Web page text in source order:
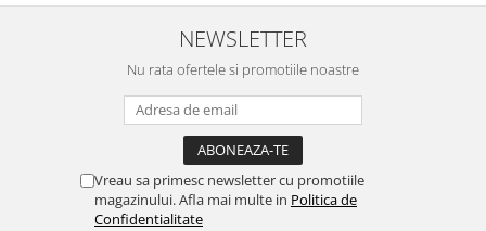
NEWSLETTER
Nu rata ofertele si promotiile noastre
Vreau sa primesc newsletter cu promotiile
magazinului. Afla mai multe in Politica de
Confidentialitate